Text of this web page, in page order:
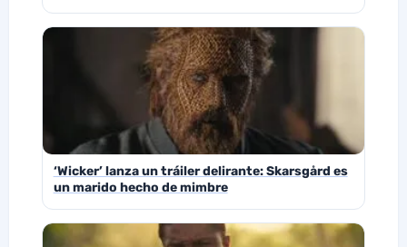
‘Wicker’ lanza un tráiler delirante: Skarsgård es
un marido hecho de mimbre